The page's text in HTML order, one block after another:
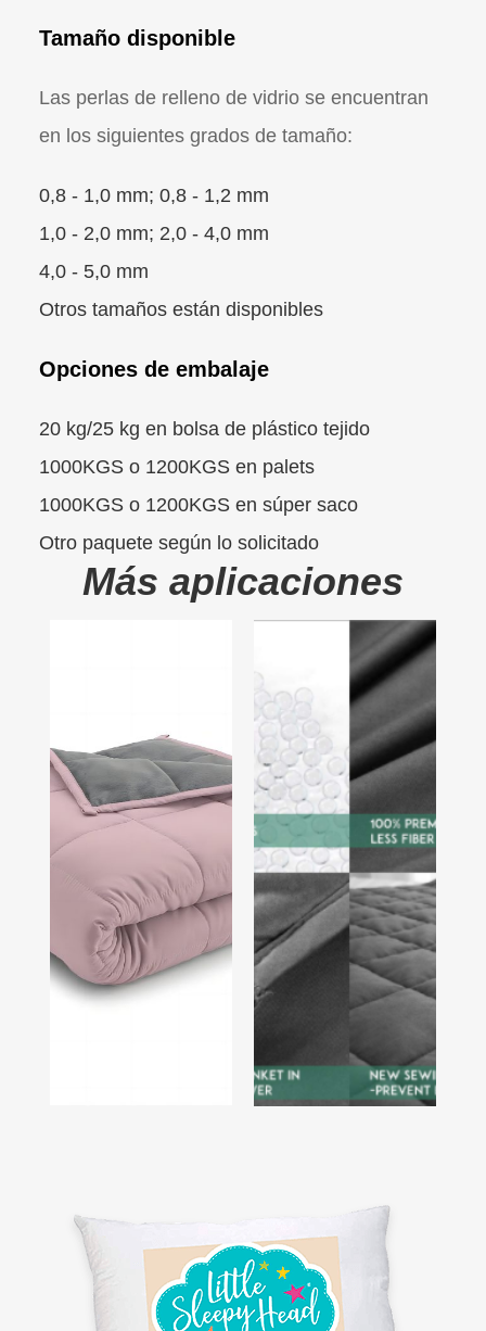
Tamaño disponible
Las perlas de relleno de vidrio se encuentran
en los siguientes grados de tamaño:
0,8 - 1,0 mm; 0,8 - 1,2 mm
1,0 - 2,0 mm; 2,0 - 4,0 mm
4,0 - 5,0 mm
Otros tamaños están disponibles
Opciones de embalaje
20 kg/25 kg en bolsa de plástico tejido
1000KGS o 1200KGS en palets
1000KGS o 1200KGS en súper saco
Otro paquete según lo solicitado
Más aplicaciones